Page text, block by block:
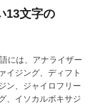
13文字の
には、アナライザー
イジング、ディフト
ン、ジャイロフリー
、イソカルボキサジ